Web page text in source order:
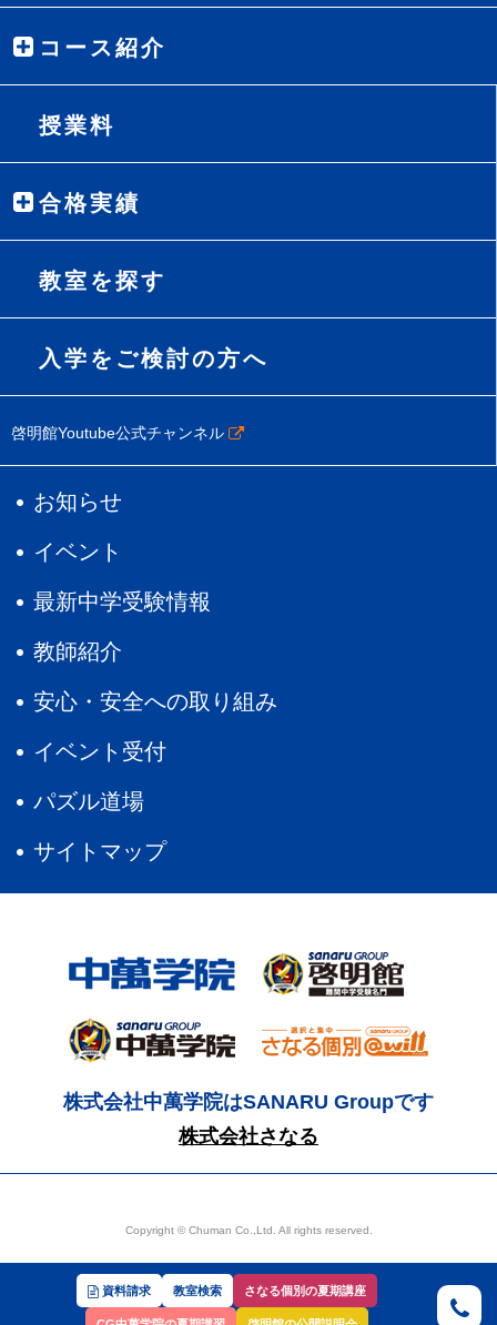
資料請求 教室検索 さなる個別の夏期講座
コース紹介
授業料
合格実績
教室を探す
入学をご検討の方へ
啓明館Youtube公式チャンネル
お知らせ
イベント
最新中学受験情報
教師紹介
安心・安全への取り組み
イベント受付
パズル道場
サイトマップ
株式会社中萬学院はSANARU Groupです
株式会社さなる
Copyright © Chuman Co.,Ltd. All rights reserved.